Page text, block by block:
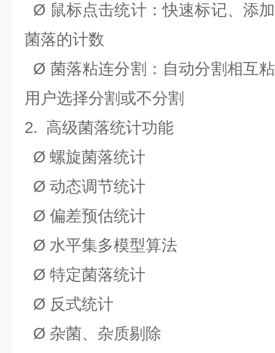
Ø 鼠标点击统计：快速标记、添
菌落的计数
Ø 菌落粘连分割：自动分割相互
用户选择分割或不分割
2. 高级菌落统计功能
Ø 螺旋菌落统计
Ø 动态调节统计
Ø 偏差预估统计
Ø 水平集多模型算法
Ø 特定菌落统计
Ø 反式统计
Ø 杂菌、杂质剔除